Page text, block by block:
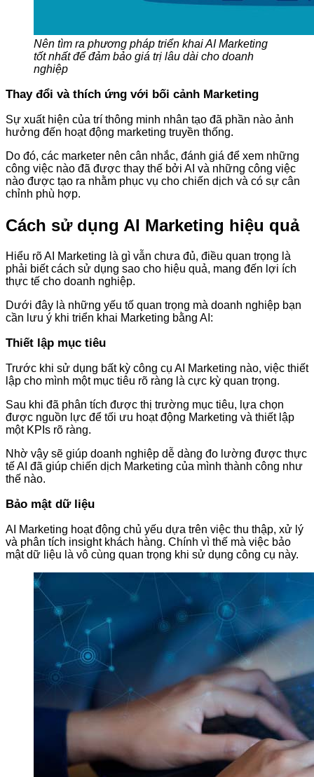
Nên tìm ra phương pháp triển khai AI Marketing
tốt nhất để đảm bảo giá trị lâu dài cho doanh
nghiệp
Thay đổi và thích ứng với bối cảnh Marketing
Sự xuất hiện của trí thông minh nhân tạo đã phần nào ảnh
hưởng đến hoạt động marketing truyền thống.
Do đó, các marketer nên cân nhắc, đánh giá để xem những
công việc nào đã được thay thế bởi AI và những công việc
nào được tạo ra nhằm phục vụ cho chiến dịch và có sự cân
chỉnh phù hợp.
Cách sử dụng AI Marketing hiệu quả
Hiểu rõ AI Marketing là gì vẫn chưa đủ, điều quan trọng là
phải biết cách sử dụng sao cho hiệu quả, mang đến lợi ích
thực tế cho doanh nghiệp.
Dưới đây là những yếu tố quan trọng mà doanh nghiệp bạn
cần lưu ý khi triển khai Marketing bằng AI:
Thiết lập mục tiêu
Trước khi sử dụng bất kỳ công cụ AI Marketing nào, việc thiết
lập cho mình một mục tiêu rõ ràng là cực kỳ quan trọng.
Sau khi đã phân tích được thị trường mục tiêu, lựa chọn
được nguồn lực để tối ưu hoạt động Marketing và thiết lập
một KPIs rõ ràng.
Nhờ vậy sẽ giúp doanh nghiệp dễ dàng đo lường được thực
tế AI đã giúp chiến dịch Marketing của mình thành công như
thế nào.
Bảo mật dữ liệu
AI Marketing hoạt động chủ yếu dựa trên việc thu thập, xử lý
và phân tích insight khách hàng. Chính vì thế mà việc bảo
mật dữ liệu là vô cùng quan trọng khi sử dụng công cụ này.